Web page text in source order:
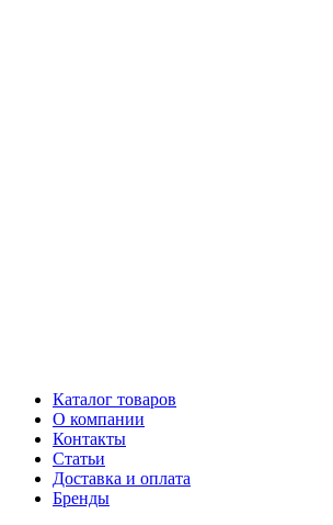
Каталог товаров
О компании
Контакты
Статьи
Доставка и оплата
Бренды